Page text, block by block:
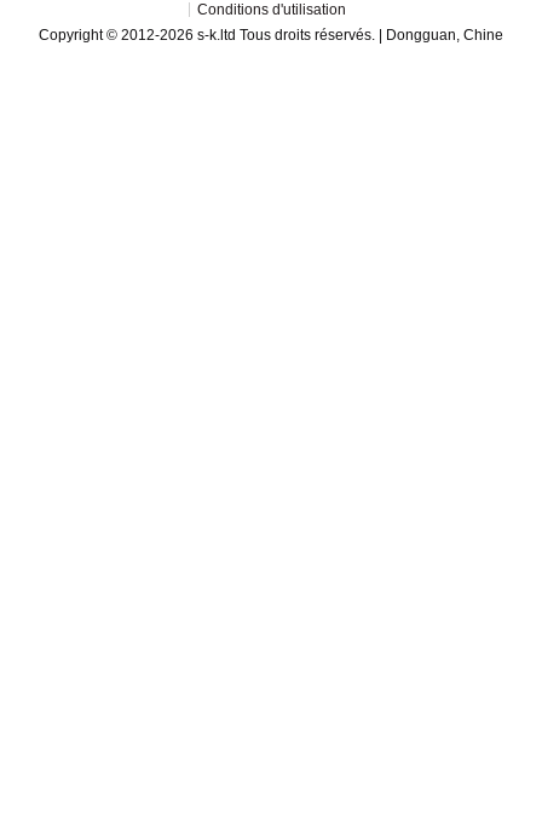
Conditions d'utilisation
Copyright © 2012-2026 s-k.ltd Tous droits réservés. | Dongguan, Chine